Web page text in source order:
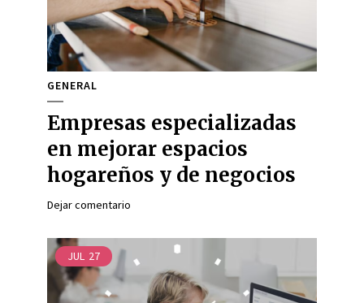
GENERAL
Empresas especializadas
en mejorar espacios
hogareños y de negocios
Dejar comentario
JUL 27